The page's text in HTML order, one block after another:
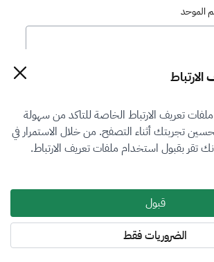
الموحد
تعريف الارتباط الخاصة للتاكد من سهولة
تجربتك أثناء التصفح. من خلال الاستمرار في
تقر بقبول استخدام ملفات تعريف الارتباط.
قبول
الضروريات فقط